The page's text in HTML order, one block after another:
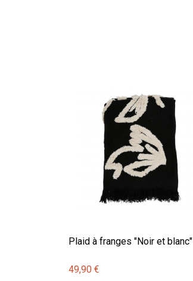
Plaid à franges "Noir et blanc"
49,90 €